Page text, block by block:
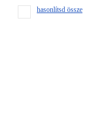
hasonlítsd össze